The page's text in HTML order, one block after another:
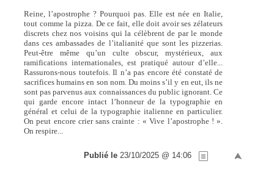
Reine, l’apostrophe ? Pourquoi pas. Elle est née en Italie,
tout comme la pizza. De ce fait, elle doit avoir ses zélateurs
discrets chez nos voisins qui la célèbrent de par le monde
dans ces ambassades de l’italianité que sont les pizzerias.
Peut-être même qu’un culte obscur, mystérieux, aux
ramifications internationales, est pratiqué autour d’elle...
Rassurons-nous toutefois. Il n’a pas encore été constaté de
sacrifices humains en son nom. Du moins s’il y en eut, ils ne
sont pas parvenus aux connaissances du public ignorant. Ce
qui garde encore intact l’honneur de la typographie en
général et celui de la typographie italienne en particulier.
On peut encore crier sans crainte : « Vive l’apostrophe ! ».
On respire...
Publié le 23/10/2025 @ 14:06